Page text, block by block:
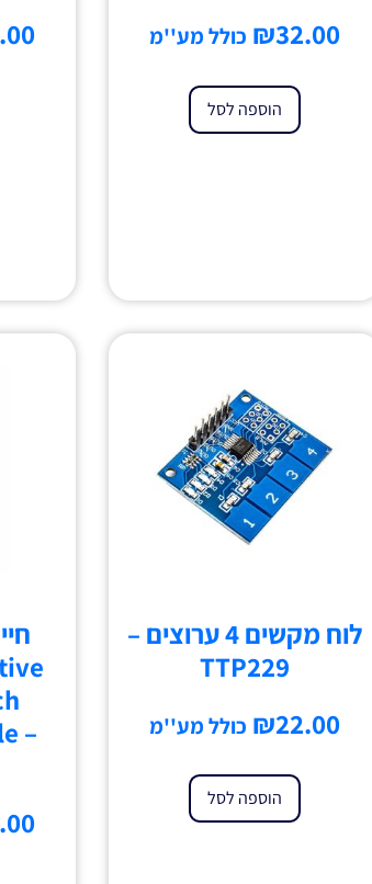
₪32.00 כולל מע''מ
הוספה לסל
לוח מקשים 4 ערוצים –
TTP229
₪22.00 כולל מע''מ
הוספה לסל
–